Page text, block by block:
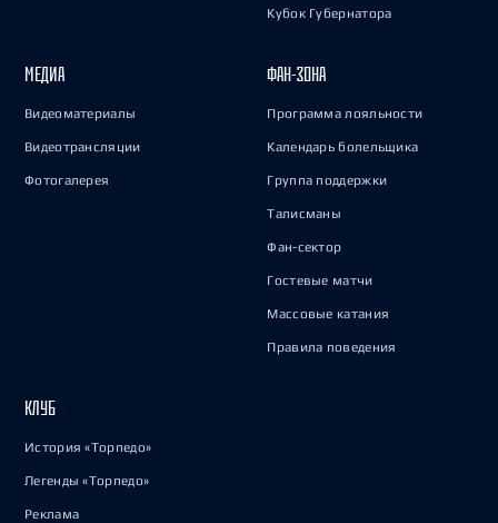
Кубок Губернатора
МЕДИА
Видеоматериалы
Видеотрансляции
Фотогалерея
ФАН-ЗОНА
Программа лояльности
Календарь болельщика
Группа поддержки
Талисманы
Фан-сектор
Гостевые матчи
Массовые катания
Правила поведения
КЛУБ
История «Торпедо»
Легенды «Торпедо»
Реклама